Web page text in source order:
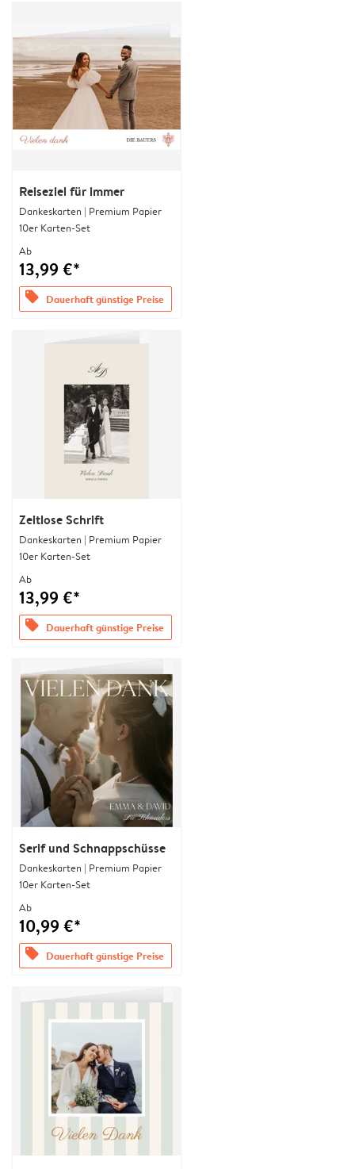
Reiseziel für immer
Dankeskarten | Premium Papier
10er Karten-Set
Ab
13,99 €*
offers Dauerhaft günstige Preise
Zeitlose Schrift
Dankeskarten | Premium Papier
10er Karten-Set
Ab
13,99 €*
offers Dauerhaft günstige Preise
Serif und Schnappschüsse
Dankeskarten | Premium Papier
10er Karten-Set
Ab
10,99 €*
offers Dauerhaft günstige Preise